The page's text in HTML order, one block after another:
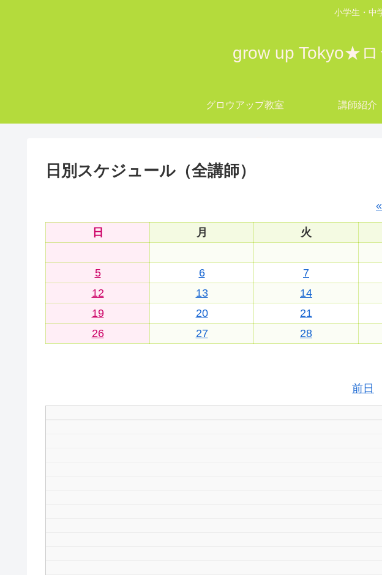
小学生・中
grow up Tokyo★
グロウアップ教室 講師紹介
日別スケジュール（全講師）
«
日 月 火
5
6 7
12
13 14
19
20 21
26
27 28
前日